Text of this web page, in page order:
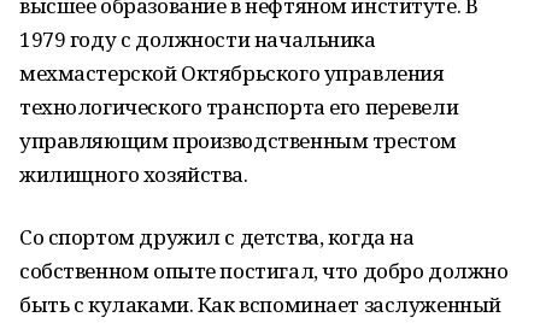
1979 году с должности начальника
мехмастерской Октябрьского управления
технологического транспорта его перевели
управляющим производственным трестом
жилищного хозяйства.
Со спортом дружил с детства, когда на
собственном опыте постигал, что добро должно
быть с кулаками. Как вспоминает заслуженный